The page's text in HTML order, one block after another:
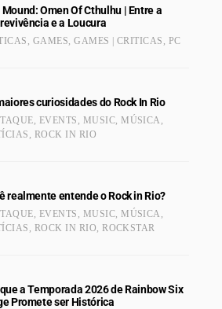
Omen Of Cthulhu | Entre a
e a Loucura
, GAMES,GAMES | CRITICAS , PC
curiosidades do Rock In Rio
, EVENTS , MUSIC,MÚSICA ,
, ROCK IN RIO
realmente entende o Rock in Rio?
, EVENTS , MUSIC,MÚSICA ,
, ROCK IN RIO,ROCKSTAR
a Temporada 2026 de Rainbow Six
Promete ser Histórica